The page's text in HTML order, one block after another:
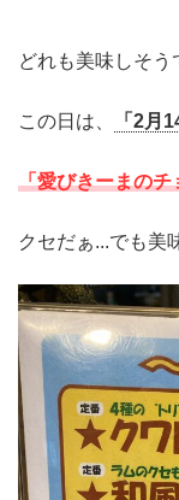
どれも美味しそう
この日は、 「2月
「愛びきーまのチ
クセだぁ...でも美